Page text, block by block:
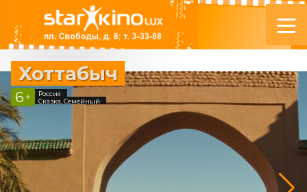
Хоттабыч
6 +
Россия
Сказка, Семейный